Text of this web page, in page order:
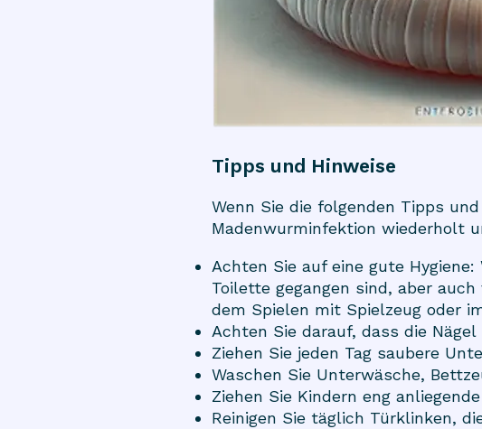
Tipps und Hinweise
Wenn Sie die folgenden Tipps
Madenwurminfektion wiederholt
Achten Sie auf eine gute
Toilette gegangen sind, aber
dem Spielen mit Spielzeug oder
Achten Sie darauf, dass die
Ziehen Sie jeden Tag saubere
Waschen Sie Unterwäsche,
Ziehen Sie Kindern eng
Reinigen Sie täglich Türklinken,